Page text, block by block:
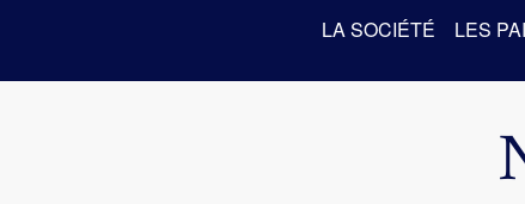
LA SOCIÉTÉ LES